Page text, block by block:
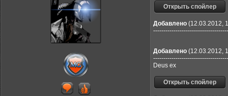
Добавлено (12.03.2012,
Добавлено (12.03.2012,
Deus ex